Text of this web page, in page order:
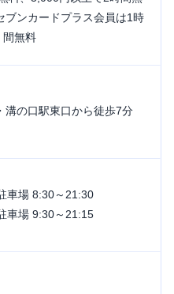
ブンカードプラス会員は1時
間無料
溝の口駅東口から徒歩7分
車場 8:30～21:30
車場 9:30～21:15